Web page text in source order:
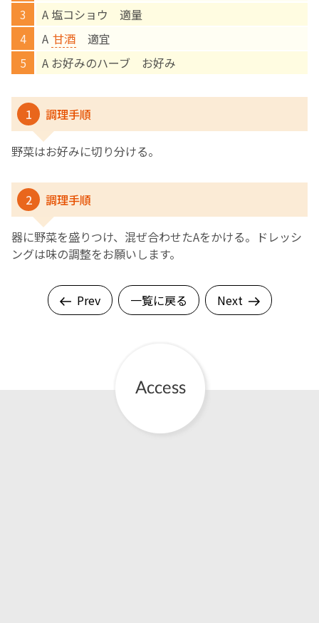
A 塩コショウ 適量
A 甘酒 適宜
A お好みのハーブ お好み
1 調理手順
野菜はお好みに切り分ける。
2 調理手順
器に野菜を盛りつけ、混ぜ合わせたAをかける。ドレッシ
ングは味の調整をお願いします。
Prev 一覧に戻る Next